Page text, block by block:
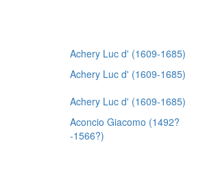
Achery Luc d' (1609-1685)
Achery Luc d' (1609-1685)
Achery Luc d' (1609-1685)
Aconcio Giacomo (1492?
-1566?)